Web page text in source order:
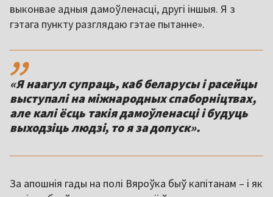
выконвае адныя дамоўленасці, другі іншыя. Я з
гэтага пункту разглядаю гэтае пытанне».
,,
«Я наагул супраць, каб беларусы і расейцы
выступалі на міжнародных спаборніцтвах,
але калі ёсць такія дамоўленасці і будуць
выходзіць людзі, то я за допуск».
За апошнія гады на полі Вяроўка быў капітанам – і як